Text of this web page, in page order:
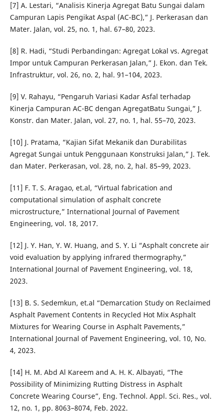
[7] A. Lestari, “Analisis Kinerja Agregat Batu Sungai dalam
Campuran Lapis Pengikat Aspal (AC-BC),” J. Perkerasan dan
Mater. Jalan, vol. 25, no. 1, hal. 67–80, 2023.
[8] R. Hadi, “Studi Perbandingan: Agregat Lokal vs. Agregat
Impor untuk Campuran Perkerasan Jalan,” J. Ekon. dan Tek.
Infrastruktur, vol. 26, no. 2, hal. 91–104, 2023.
[9] V. Rahayu, “Pengaruh Variasi Kadar Asfal terhadap
Kinerja Campuran AC-BC dengan AgregatBatu Sungai,” J.
Konstr. dan Mater. Jalan, vol. 27, no. 1, hal. 55–70, 2023.
[10] J. Pratama, “Kajian Sifat Mekanik dan Durabilitas
Agregat Sungai untuk Penggunaan Konstruksi Jalan,” J. Tek.
dan Mater. Perkerasan, vol. 28, no. 2, hal. 85–99, 2023.
[11] F. T. S. Aragao, et.al, “Virtual fabrication and
computational simulation of asphalt concrete
microstructure,” International Journal of Pavement
Engineering, vol. 18, 2017.
[12] J. Y. Han, Y. W. Huang, and S. Y. Li “Asphalt concrete air
void evaluation by applying infrared thermography,”
International Journal of Pavement Engineering, vol. 18,
2023.
[13] B. S. Sedemkun, et.al “Demarcation Study on Reclaimed
Asphalt Pavement Contents in Recycled Hot Mix Asphalt
Mixtures for Wearing Course in Asphalt Pavements,”
International Journal of Pavement Engineering, vol. 10, No.
4, 2023.
[14] H. M. Abd Al Kareem and A. H. K. Albayati, “The
Possibility of Minimizing Rutting Distress in Asphalt
Concrete Wearing Course”, Eng. Technol. Appl. Sci. Res., vol.
12, no. 1, pp. 8063–8074, Feb. 2022.